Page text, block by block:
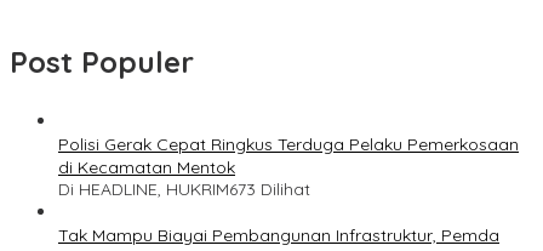
Post Populer
Polisi Gerak Cepat Ringkus Terduga Pelaku Pemerkosaan
di Kecamatan Mentok
Di HEADLINE, HUKRIM673 Dilihat
Tak Mampu Biayai Pembangunan Infrastruktur, Pemda